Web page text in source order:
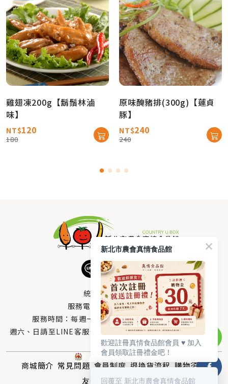
雞翅凍200g【鬍鬚林滷
味】
NT$120
180
原味醃豬排(300g)【蓮貞
豚】
NT$240
240
統編：33378005
服務電話：0800-666-980
服務時間：每週一至週五AM 8：10～PM 5：00
週六、日請至LINE客服留言 LINE@帳號搜尋：@uboxorg
商城簡介 常見問題 會員制度 退換貨流程 購物須知
友情連結 聯絡我們
新北市農會真情食品館
歡迎註冊真情食品館會員 ♥️ 加入
會員領取註冊禮金吧！
回覆至 新北市農會真情食品館